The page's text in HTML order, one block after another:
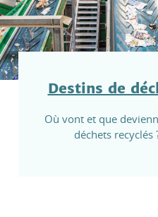
Destins de
Où vont et que
déchets recyclés